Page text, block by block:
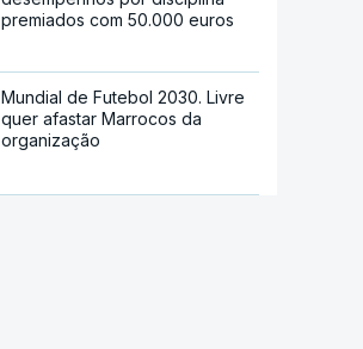
premiados com 50.000 euros
Mundial de Futebol 2030. Livre
quer afastar Marrocos da
organização